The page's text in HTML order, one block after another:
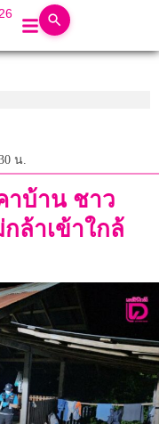
น.
บ้าน ชาว
ล้าเข้าใกล้